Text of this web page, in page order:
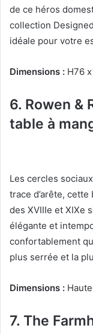
de ce héros
collection
idéale pour votre
Dimensions : H76
6. Rowen &
table à
Les cercles
trace d’arête,
des XVIIIe et XIXe
élégante et
confortablement
plus serrée et la
Dimensions :
7. The